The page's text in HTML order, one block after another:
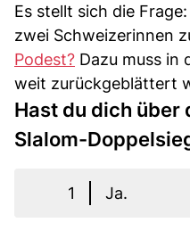
Es stellt sich die
zwei Schweizerinnen
Podest? Dazu muss in
weit zurückgeblättert
Hast du dich über
Slalom-
1 Ja.